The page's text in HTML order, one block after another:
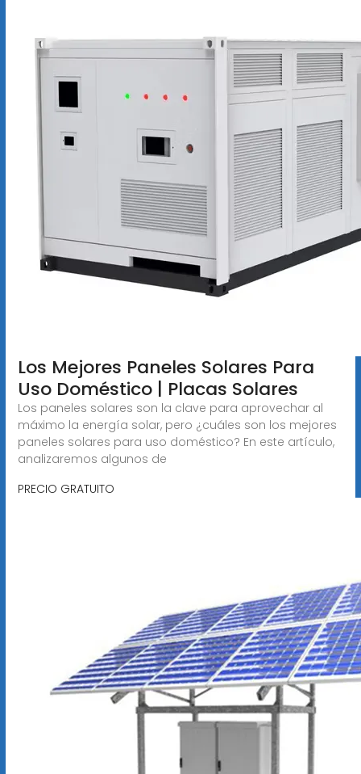
Los Mejores Paneles Solares Para
Uso Doméstico | Placas Solares
Los paneles solares son la clave para aprovechar al
máximo la energía solar, pero ¿cuáles son los mejores
paneles solares para uso doméstico? En este artículo,
analizaremos algunos de
PRECIO GRATUITO